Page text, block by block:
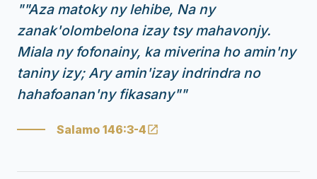
""Aza matoky ny lehibe, Na ny
zanak'olombelona izay tsy mahavonjy.
Miala ny fofonainy, ka miverina ho amin'ny
taniny izy; Ary amin'izay indrindra no
hahafoanan'ny fikasany""
Salamo 146:3-4